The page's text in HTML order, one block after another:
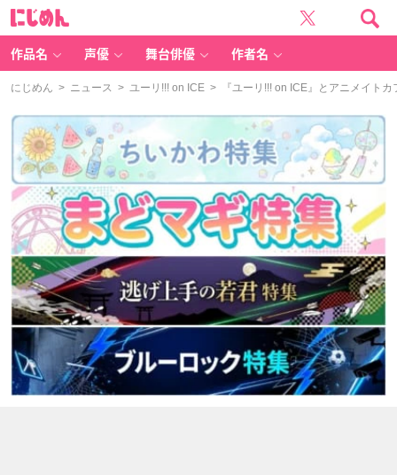
作品名 声優 舞台俳優 作者名
にじめん > ニュース > ユーリ!!! on ICE > 『ユーリ!!! on ICE』とアニメイト